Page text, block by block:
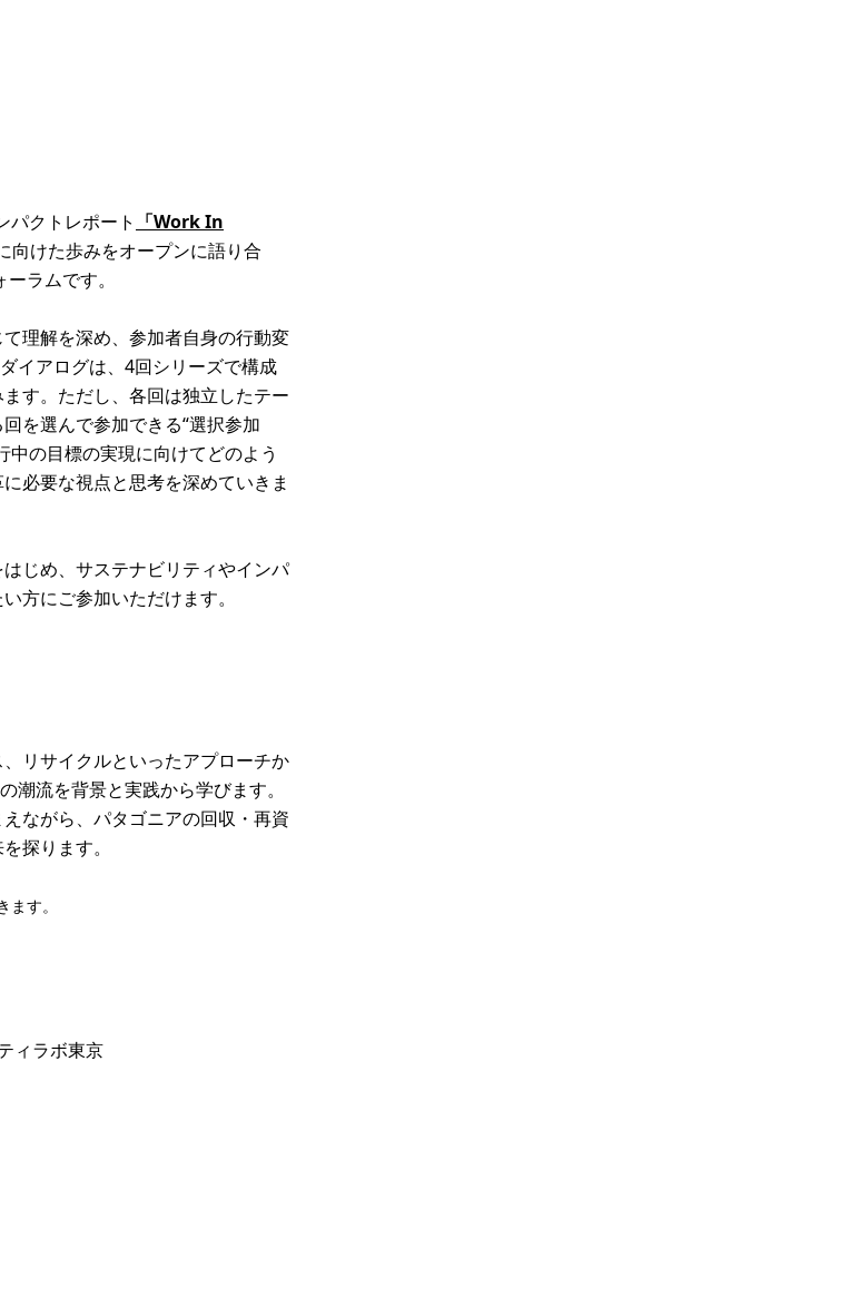
パクトレポート 「Work In
向けた歩みをオープンに語り合
ラムです。
理解を深め、参加者自身の行動変
イアログは、4回シリーズで構成
す。ただし、各回は独立したテー
を選んで参加できる“選択参加
の目標の実現に向けてどのよう
必要な視点と思考を深めていきま
じめ、サステナビリティやインパ
方にご参加いただけます。
リサイクルといったアプローチか
潮流を背景と実践から学びます。
ながら、パタゴニアの回収・再資
探ります。
す。
ィラボ東京